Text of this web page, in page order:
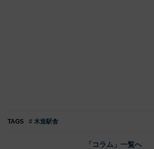
TAGS # 木造駅舎
「コラム」一覧へ